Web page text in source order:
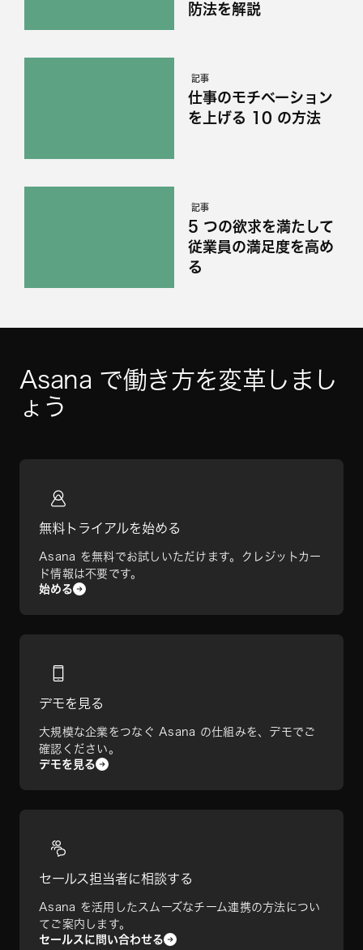
防法を解説
記事
仕事のモチベーション
を上げる 10 の方法
記事
5 つの欲求を満たして
従業員の満足度を高め
る
Asana で働き方を変革しまし
ょう
無料トライアルを始める
Asana を無料でお試しいただけます。クレジットカー
ド情報は不要です。
始める
デモを見る
大規模な企業をつなぐ Asana の仕組みを、デモでご
確認ください。
デモを見る
セールス担当者に相談する
Asana を活用したスムーズなチーム連携の方法につい
てご案内します。
セールスに問い合わせる